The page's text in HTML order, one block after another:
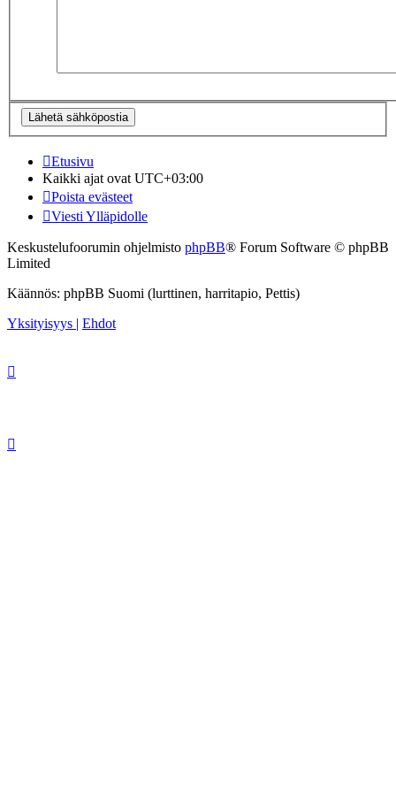
Etusivu
Kaikki ajat ovatUTC+03:00
Poista evästeet
Viesti Ylläpidolle
Keskustelufoorumin ohjelmisto phpBB® Forum Software © phpBB
Limited
Käännös: phpBB Suomi (lurttinen, harritapio, Pettis)
Yksityisyys
Ehdot